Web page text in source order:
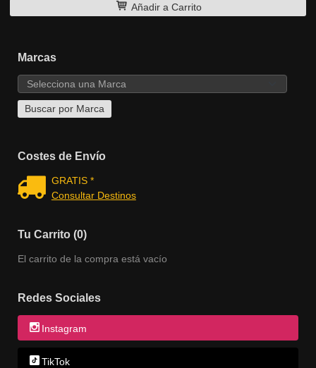
Marcas
Costes de Envío
GRATIS *
Consultar Destinos
Tu Carrito (0)
El carrito de la compra está vacío
Redes Sociales
Instagram
TikTok
Añadir a Carrito